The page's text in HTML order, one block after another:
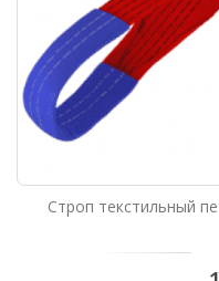
Строп текстильный